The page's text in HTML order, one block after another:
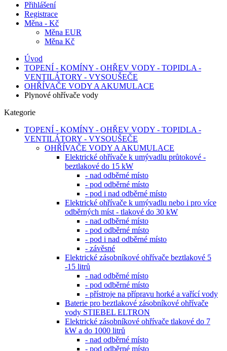
Přihlášení
Registrace
Měna - Kč
Měna EUR
Měna Kč
Úvod
TOPENÍ - KOMÍNY - OHŘEV VODY - TOPIDLA -
VENTILÁTORY - VYSOUŠEČE
OHŘÍVAČE VODY A AKUMULACE
Plynové ohřívače vody
Kategorie
TOPENÍ - KOMÍNY - OHŘEV VODY - TOPIDLA -
VENTILÁTORY - VYSOUŠEČE
OHŘÍVAČE VODY A AKUMULACE
Elektrické ohřívače k umývadlu průtokové -
beztlakové do 15 kW
- nad odběrné místo
- pod odběrné místo
- pod i nad odběrné místo
Elektrické ohřívače k umývadlu nebo i pro více
odběrných míst - tlakové do 30 kW
- nad odběrné místo
- pod odběrné místo
- pod i nad odběrné místo
- závěsné
Elektrické zásobníkové ohřívače beztlakové 5
-15 litrů
- nad odběrné místo
- pod odběrné místo
- přístroje na přípravu horké a vařící vody
Baterie pro beztlakové zásobníkové ohřívače
vody STIEBEL ELTRON
Elektrické zásobníkové ohřívače tlakové do 7
kW a do 1000 litrů
- nad odběrné místo
- pod odběrné místo